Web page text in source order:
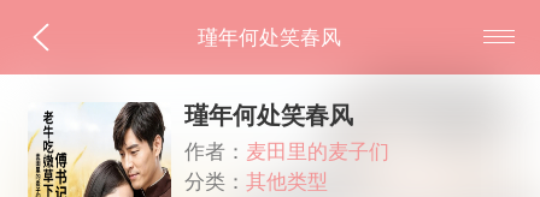
瑾年何处笑春风
瑾年何处笑春风
作者： 麦田里的麦子们
分类：其他类型